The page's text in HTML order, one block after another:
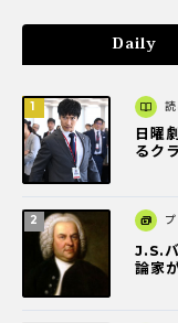
Daily
日曜
るク
J.S.
論家